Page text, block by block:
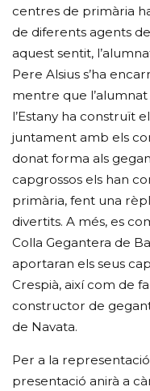
centres de primària
de diferents agents
aquest sentit,
Pere Alsius s’ha
mentre que
l’Estany ha construït
juntament amb els
donat forma als
capgrossos els han
primària, fent una
divertits. A més, es
Colla Gegantera de
aportaran els seus
Crespià, així com de
constructor de
de Navata.
Per a la
presentació anirà a